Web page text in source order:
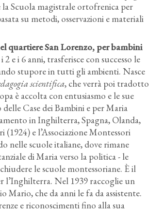
Strumenti Montessoriani: scatola contenente 64 tonalità di
colore.
Scuola magistrale ortofrenica per
su metodi, osservazioni e materiali
quartiere San Lorenzo, per bambini
e i 6 anni, trasferisce con successo le
stupore in tutti gli ambienti. Nasce
scientifica, che verrà poi tradotto
è accolta con entusiasmo e le sue
Case dei Bambini e per Maria
in Inghilterra, Spagna, Olanda,
e l’Associazione Montessori
nelle scuole italiane, dove rimane
di Maria verso la politica - le
le scuole montessoriane. È il
l’Inghilterra. Nel 1939 raccoglie un
che da anni le fa da assistente.
e riconoscimenti fino alla sua